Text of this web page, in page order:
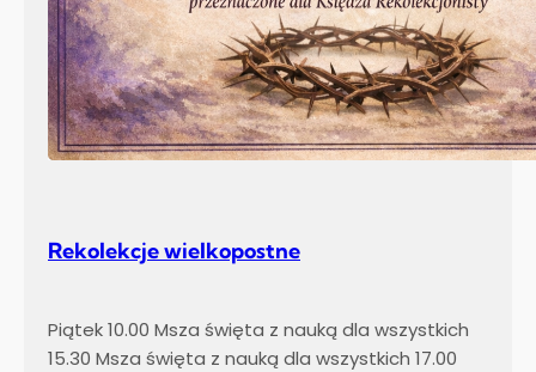
Rekolekcje wielkopostne
Piątek 10.00 Msza święta z nauką dla wszystkich
15.30 Msza święta z nauką dla wszystkich 17.00